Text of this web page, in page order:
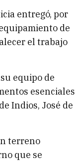
entregó, por
de
el trabajo
equipo de
esenciales
Indios, José de
terreno
que se